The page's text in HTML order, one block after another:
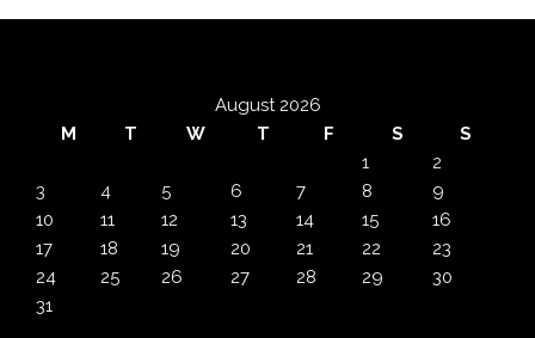
August 2026
M
T W T F S
S
1
2
3
4 5 6 7 8
9
10
11 12 13 14 15
16
17
18 19 20 21 22
23
24
25 26 27 28 29
30
31